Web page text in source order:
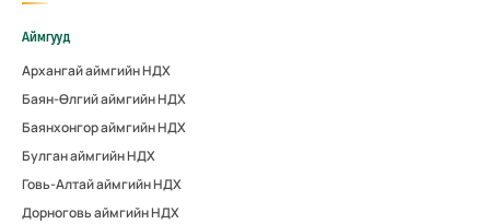
Аймгууд
Архангай аймгийн НДХ
Баян-Өлгий аймгийн НДХ
Баянхонгор аймгийн НДХ
Булган аймгийн НДХ
Говь-Алтай аймгийн НДХ
Дорноговь аймгийн НДХ